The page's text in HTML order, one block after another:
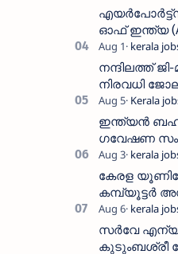
ഒഴിവുകൾ
ഓഫ് ഇന്ത്യ
2026: 800+
തീയതി
നന്ദിലത്ത്
നിരവധി
Showroom
ഇന്ത്യൻ
ഗവേഷണ
യിൽ ജോലി
25, 500 രൂപ
കേരള
കമ്പ്യൂട്ടർ
:അവസാന
സർവേ
കുടുംബശ്രീ